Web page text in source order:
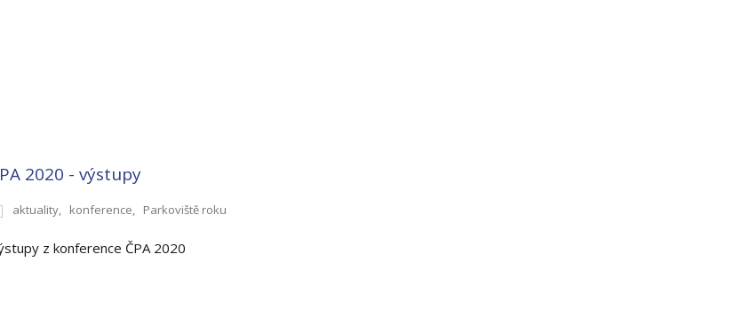
2020 - výstupy
aktuality konference Parkoviště roku
z konference ČPA 2020